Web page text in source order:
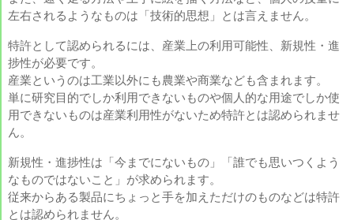
左右されるようなものは「技術的思想」とは言えません。
特許として認められるには、産業上の利用可能性、新規性・進
捗性が必要です。
産業というのは工業以外にも農業や商業なども含まれます。
単に研究目的でしか利用できないものや個人的な用途でしか使
用できないものは産業利用性がないため特許とは認められませ
ん。
新規性・進捗性は「今までにないもの」「誰でも思いつくよう
なものではないこと」が求められます。
従来からある製品にちょっと手を加えただけのものなどは特許
とは認められません。